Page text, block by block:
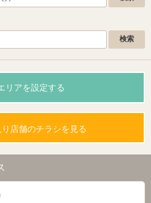
リアを設定する
店舗のチラシを見る